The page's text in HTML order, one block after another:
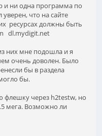
и ни одна программа по
что на сайте
ресурсах должны быть
dl.mydigit.net
них мне подошла и я
очень доволен. Было
бы в раздела
бы.
флешку через h2testw, но
мега. Возможно ли